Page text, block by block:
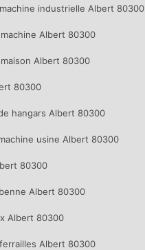
industrielle Albert 80300
Albert 80300
Albert 80300
80300
hangars Albert 80300
usine Albert 80300
80300
Albert 80300
Albert 80300
Albert 80300